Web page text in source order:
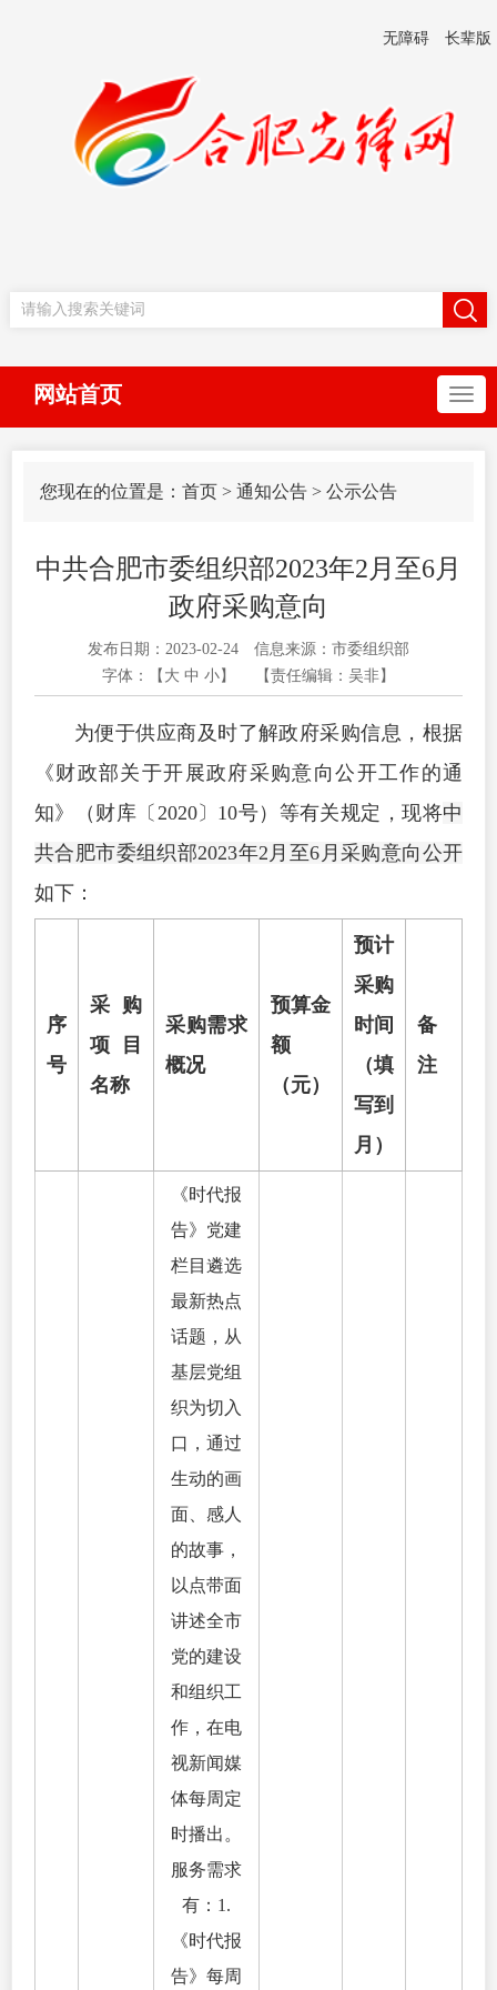
无障碍 长辈版
网站首页
您现在的位置是： 首页 > 通知公告 > 公示公告
中共合肥市委组织部2023年2月至6月
政府采购意向
发布日期：2023-02-24
信息来源：市委组织部
字体：【 大 中 小 】 【责任编辑：吴非】
为便于供应商及时了解政府采购信息，根据
《财政部关于开展政府采购意向公开工作的通
知》（财库〔2020〕10号）等有关规定，现将中
共合肥市委组织部2023年2月至6月采购意向公开
如下：
序
号
采购
项目
名称
采购需求
概况
预算金
额
（元）
预计
采购
时间
（填
写到
月）
备
注
《时代报
告》党建
栏目遴选
最新热点
话题，从
基层党组
织为切入
口，通过
生动的画
面、感人
的故事，
以点带面
讲述全市
党的建设
和组织工
作，在电
视新闻媒
体每周定
时播出。
服务需求
有：1.
《时代报
告》每周